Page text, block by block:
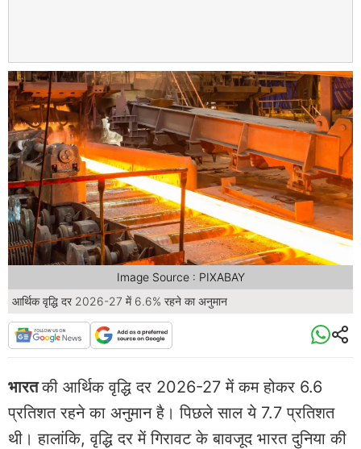
आर्थिक वृद्धि दर 2026-27 में 6.6% रहने का अनुमान
Image Source : PIXABAY
भारतकी आर्थिक वृद्धि दर 2026-27 में कम होकर 6.6
प्रतिशत रहने का अनुमान है। पिछले साल ये 7.7 प्रतिशत
थी। हालांकि, वृद्धि दर में गिरावट के बावजूद भारत दुनिया की